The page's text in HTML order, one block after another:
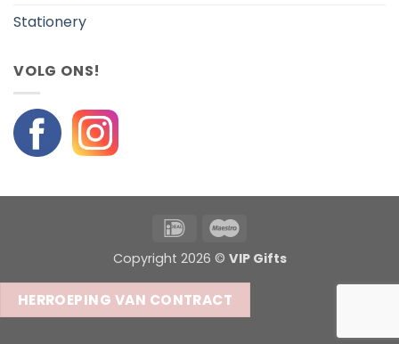
Stationery
VOLG ONS!
IDeal
Copyright 2026 © VIP Gifts
HERROEPING VAN CONTRACT